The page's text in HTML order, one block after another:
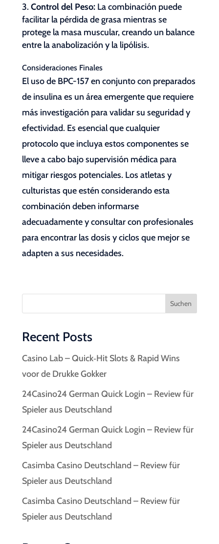
Control del Peso:La combinación puede
facilitar la pérdida de grasa mientras se
protege la masa muscular, creando un balance
entre la anabolización y la lipólisis.
Consideraciones Finales
El uso de BPC-157 en conjunto con preparados
de insulina es un área emergente que requiere
más investigación para validar su seguridad y
efectividad. Es esencial que cualquier
protocolo que incluya estos componentes se
lleve a cabo bajo supervisión médica para
mitigar riesgos potenciales. Los atletas y
culturistas que estén considerando esta
combinación deben informarse
adecuadamente y consultar con profesionales
para encontrar las dosis y ciclos que mejor se
adapten a sus necesidades.
Suchen
Recent Posts
Casino Lab – Quick‑Hit Slots & Rapid Wins
voor de Drukke Gokker
24Casino24 German Quick Login – Review für
Spieler aus Deutschland
24Casino24 German Quick Login – Review für
Spieler aus Deutschland
Casimba Casino Deutschland – Review für
Spieler aus Deutschland
Casimba Casino Deutschland – Review für
Spieler aus Deutschland